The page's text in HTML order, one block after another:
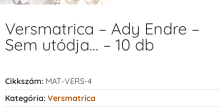
Versmatrica – Ady Endre –
Sem utódja… – 10 db
Cikkszám: MAT-VERS-4
Kategória: Versmatrica